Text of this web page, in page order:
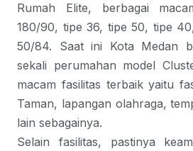
Rumah Elite, berbagai
180/90, tipe 36, tipe 50, tipe
50/84. Saat ini Kota Medan
sekali perumahan model
macam fasilitas terbaik yaitu
Taman, lapangan olahraga,
lain sebagainya.
Selain fasilitas, pastinya